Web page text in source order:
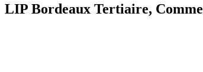
LIP Bordeaux Tertiaire,